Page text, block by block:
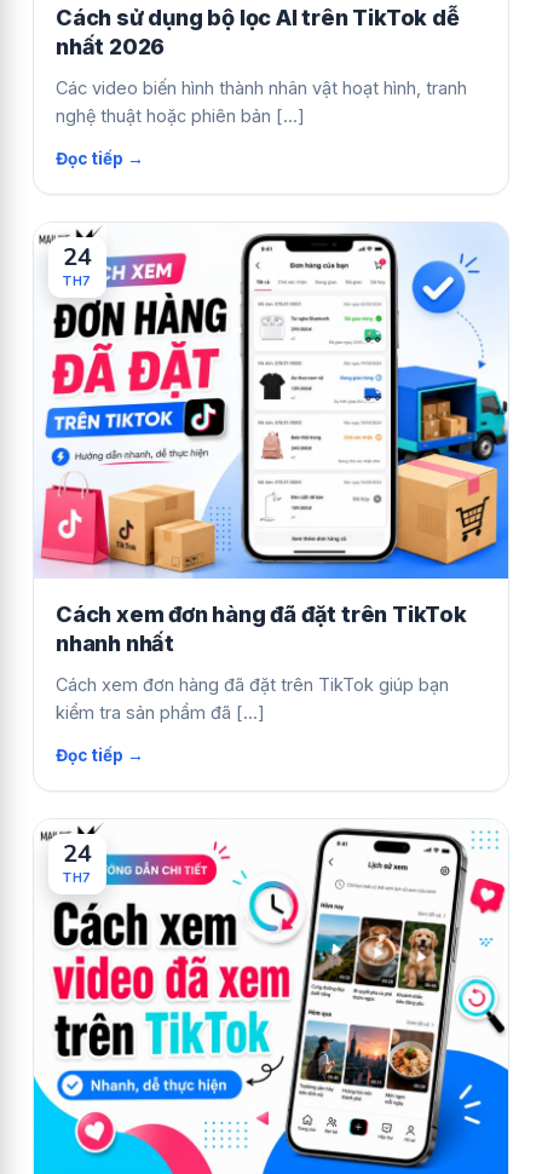
Cách sử dụng bộ lọc AI trên TikTok dễ
nhất 2026
Các video biến hình thành nhân vật hoạt hình, tranh
nghệ thuật hoặc phiên bản [...]
Cách xem đơn hàng đã đặt trên TikTok
nhanh nhất
Cách xem đơn hàng đã đặt trên TikTok giúp bạn
kiểm tra sản phẩm đã [...]
24
TH7
24
TH7